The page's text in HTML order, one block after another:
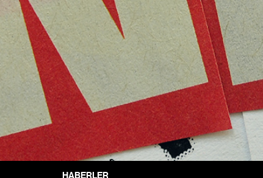
HABERLER